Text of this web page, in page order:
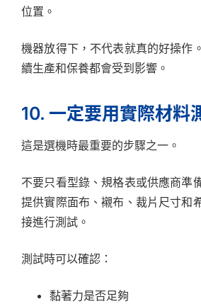
位置。
機器放得下，不代表就真的好操作
續生產和保養都會受到影響。
10. 一定要用實際材料
這是選機時最重要的步驟之一。
不要只看型錄、規格表或供應商準
提供實際面布、襯布、裁片尺寸和
接進行測試。
測試時可以確認：
黏著力是否足夠